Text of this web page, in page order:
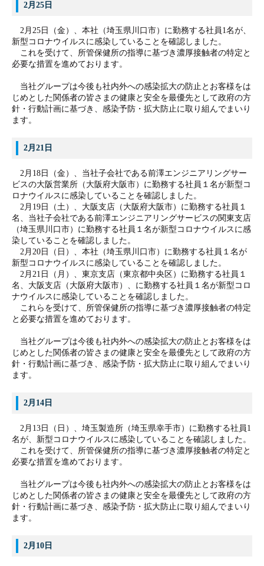
2月25日
2月25日（金）、本社（埼玉県川口市）に勤務する社員1名が、
新型コロナウイルスに感染していることを確認しました。
これを受けて、所管保健所の指導に基づき濃厚接触者の特定と
必要な措置を進めております。
当社グループは今後も社内外への感染拡大の防止とお客様をは
じめとした関係者の皆さまの健康と安全を最優先として政府の方
針・行動計画に基づき、感染予防・拡大防止に取り組んでまいり
ます。
2月21日
2月18日（金）、当社子会社である前澤エンジニアリングサー
ビスの大阪営業所（大阪府大阪市）に勤務する社員１名が新型コ
ロナウイルスに感染していることを確認しました。
2月19日（土）、大阪支店（大阪府大阪市）に勤務する社員１
名、当社子会社である前澤エンジニアリングサービスの関東支店
（埼玉県川口市）に勤務する社員１名が新型コロナウイルスに感
染していることを確認しました。
2月20日（日）、本社（埼玉県川口市）に勤務する社員１名が
新型コロナウイルスに感染していることを確認しました。
2月21日（月）、東京支店（東京都中央区）に勤務する社員１
名、大阪支店（大阪府大阪市）、に勤務する社員１名が新型コロ
ナウイルスに感染していることを確認しました。
これらを受けて、所管保健所の指導に基づき濃厚接触者の特定
と必要な措置を進めております。
当社グループは今後も社内外への感染拡大の防止とお客様をは
じめとした関係者の皆さまの健康と安全を最優先として政府の方
針・行動計画に基づき、感染予防・拡大防止に取り組んでまいり
ます。
2月14日
2月13日（日）、埼玉製造所（埼玉県幸手市）に勤務する社員1
名が、新型コロナウイルスに感染していることを確認しました。
これを受けて、所管保健所の指導に基づき濃厚接触者の特定と
必要な措置を進めております。
当社グループは今後も社内外への感染拡大の防止とお客様をは
じめとした関係者の皆さまの健康と安全を最優先として政府の方
針・行動計画に基づき、感染予防・拡大防止に取り組んでまいり
ます。
2月10日